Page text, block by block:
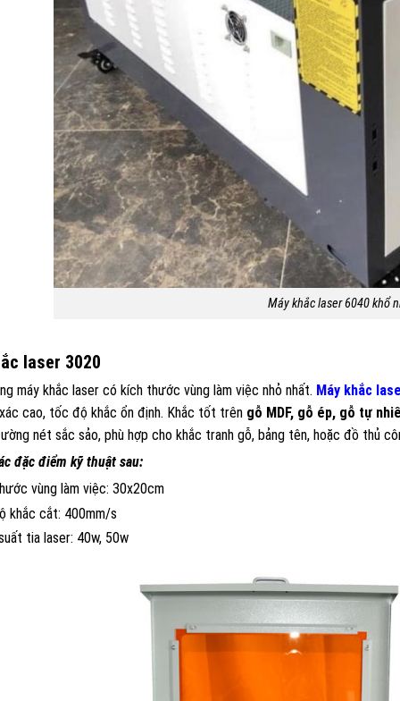
Máy khắc laser 6040 khổ
laser 3020
máy khắc laser có kích thước vùng làm việc nhỏ nhất. Máy khắc
cao, tốc độ khắc ổn định. Khắc tốt trên gỗ MDF, gỗ ép, gỗ tự
nét sắc sảo, phù hợp cho khắc tranh gỗ, bảng tên, hoặc đồ thủ
đặc điểm kỹ thuật sau:
vùng làm việc: 30x20cm
khắc cắt: 400mm/s
tia laser: 40w, 50w